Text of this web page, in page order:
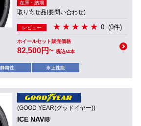
在庫・納期
取り寄せ品(要問い合わせ)
レビュー 0 (0件)
ホイールセット販売価格
82,500円~ 税込/4本
(GOOD YEAR(グッドイヤー))
ICE NAVI8